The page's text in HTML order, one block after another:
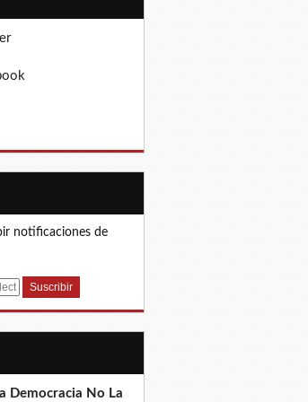
notificaciones de
Democracia No La